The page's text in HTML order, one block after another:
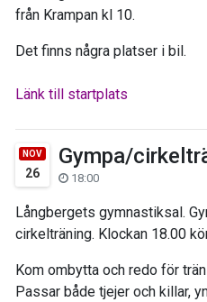
från Krampan kl 10.
Det finns några platser i bil.
Länk till startplats
NOV
26
Gympa/
18:00
Långbergets gymnastiksal.
cirkelträning. Klockan 18.00
Kom ombytta och redo för
Passar både tjejer och killar,